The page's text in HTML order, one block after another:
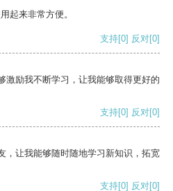
起来非常方便。
支持[0] 反对[0]
激励我不断学习，让我能够取得更好的
支持[0] 反对[0]
，让我能够随时随地学习新知识，拓宽
支持[0] 反对[0]